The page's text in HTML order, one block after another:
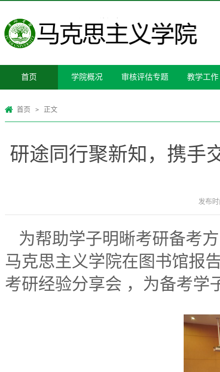
首页 学院概况 审核评估专题 教学工作
首页 > 正文
研途同行聚新知，携
发布时
为帮助学子明晰考研备考
马克思主义学院在图书馆报
考研经验分享会 ，为备考学